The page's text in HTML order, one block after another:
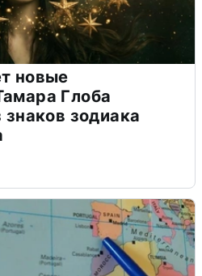
новые
Глоба
зодиака